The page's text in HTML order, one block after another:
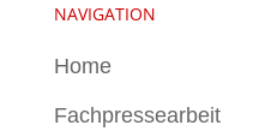
NAVIGATION
Home
Fachpressearbeit